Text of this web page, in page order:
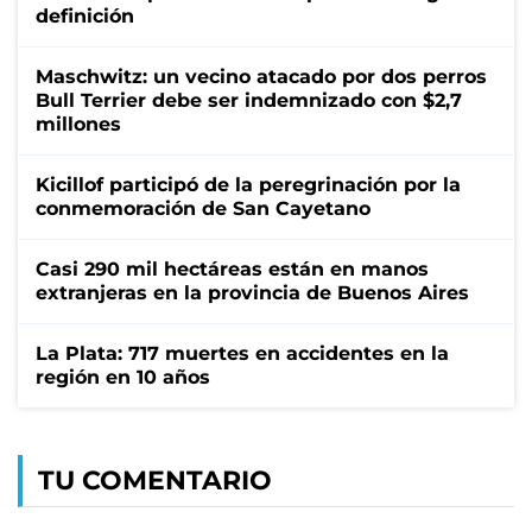
definición
Maschwitz: un vecino atacado por dos perros
Bull Terrier debe ser indemnizado con $2,7
millones
Kicillof participó de la peregrinación por la
conmemoración de San Cayetano
Casi 290 mil hectáreas están en manos
extranjeras en la provincia de Buenos Aires
La Plata: 717 muertes en accidentes en la
región en 10 años
TU COMENTARIO